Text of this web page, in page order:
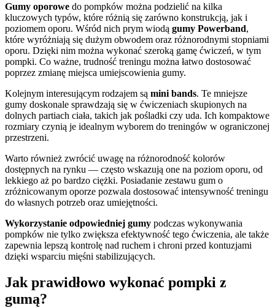
Gumy oporowe do pompków można podzielić na kilka
kluczowych typów, które różnią się zarówno konstrukcją, jak i
poziomem oporu. Wśród nich prym wiodą gumy Powerband,
które wyróżniają się dużym obwodem oraz różnorodnymi stopniami
oporu. Dzięki nim można wykonać szeroką gamę ćwiczeń, w tym
pompki. Co ważne, trudność treningu można łatwo dostosować
poprzez zmianę miejsca umiejscowienia gumy.
Kolejnym interesującym rodzajem są mini bands. Te mniejsze
gumy doskonale sprawdzają się w ćwiczeniach skupionych na
dolnych partiach ciała, takich jak pośladki czy uda. Ich kompaktowe
rozmiary czynią je idealnym wyborem do treningów w ograniczonej
przestrzeni.
Warto również zwrócić uwagę na różnorodność kolorów
dostępnych na rynku — często wskazują one na poziom oporu, od
lekkiego aż po bardzo ciężki. Posiadanie zestawu gum o
zróżnicowanym oporze pozwala dostosować intensywność treningu
do własnych potrzeb oraz umiejętności.
Wykorzystanie odpowiedniej gumy podczas wykonywania
pompków nie tylko zwiększa efektywność tego ćwiczenia, ale także
zapewnia lepszą kontrolę nad ruchem i chroni przed kontuzjami
dzięki wsparciu mięśni stabilizujących.
Jak prawidłowo wykonać pompki z
gumą?